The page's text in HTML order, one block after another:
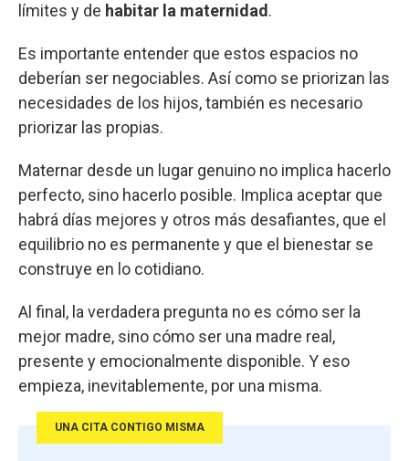
límites y de habitar la maternidad.
Es importante entender que estos espacios no
deberían ser negociables. Así como se priorizan las
necesidades de los hijos, también es necesario
priorizar las propias.
Maternar desde un lugar genuino no implica hacerlo
perfecto, sino hacerlo posible. Implica aceptar que
habrá días mejores y otros más desafiantes, que el
equilibrio no es permanente y que el bienestar se
construye en lo cotidiano.
Al final, la verdadera pregunta no es cómo ser la
mejor madre, sino cómo ser una madre real,
presente y emocionalmente disponible. Y eso
empieza, inevitablemente, por una misma.
UNA CITA CONTIGO MISMA